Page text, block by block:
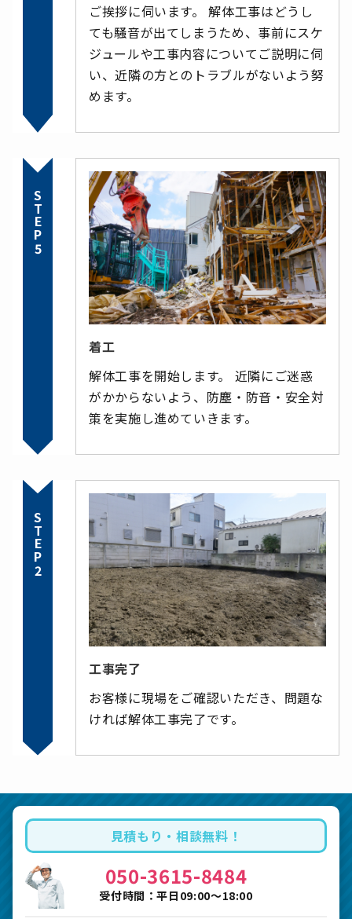
ご挨拶に伺います。 解体工事はどうし
ても騒音が出てしまうため、事前にスケ
ジュールや工事内容についてご説明に伺
い、近隣の方とのトラブルがないよう努
めます。
STEP5
着工
解体工事を開始します。 近隣にご迷惑
がかからないよう、防塵・防音・安全対
策を実施し進めていきます。
STEP2
工事完了
お客様に現場をご確認いただき、問題な
ければ解体工事完了です。
見積もり・相談無料！
050-3615-8484
受付時間：平日09:00〜18:00